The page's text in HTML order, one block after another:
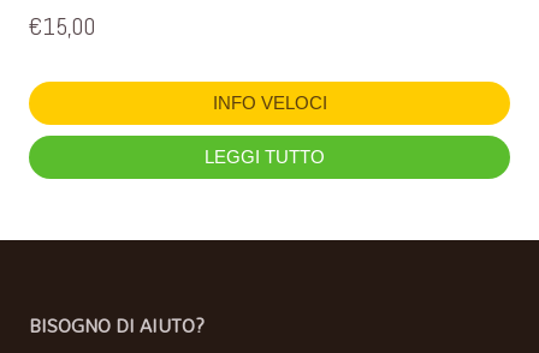
€15,00
INFO VELOCI
LEGGI TUTTO
BISOGNO DI AIUTO?